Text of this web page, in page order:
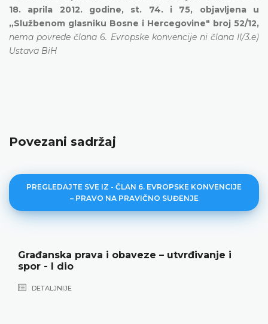
18. aprila 2012. godine, st. 74. i 75, objavljena u
„Službenom glasniku Bosne i Hercegovine" broj 52/12,
nema povrede člana 6. Evropske konvencije ni člana II/3.e)
Ustava BiH
Povezani sadržaj
PREGLEDAJTE SVE IZ - ČLAN 6. EVROPSKE KONVENCIJE
– PRAVO NA PRAVIČNO SUĐENJE
Građanska prava i obaveze – utvrđivanje i
spor - I dio
DETALJNIJE